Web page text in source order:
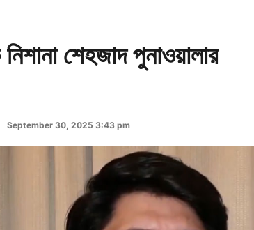
শেহজাদ পুনাওয়ালার
September 30, 2025 3:43 pm